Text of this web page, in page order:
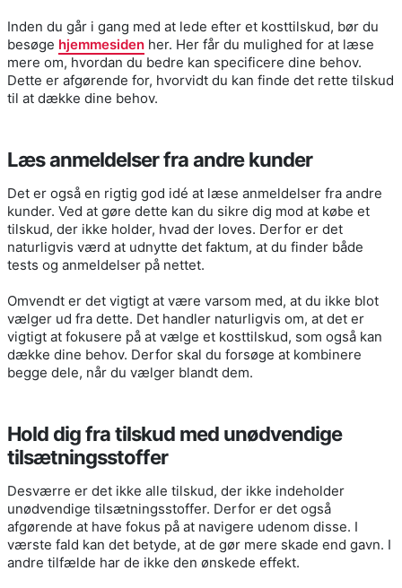
Inden du går i gang med at lede efter et kosttilskud, bør du
besøge hjemmesiden her. Her får du mulighed for at læse
mere om, hvordan du bedre kan specificere dine behov.
Dette er afgørende for, hvorvidt du kan finde det rette tilskud
til at dække dine behov.
Læs anmeldelser fra andre kunder
Det er også en rigtig god idé at læse anmeldelser fra andre
kunder. Ved at gøre dette kan du sikre dig mod at købe et
tilskud, der ikke holder, hvad der loves. Derfor er det
naturligvis værd at udnytte det faktum, at du finder både
tests og anmeldelser på nettet.
Omvendt er det vigtigt at være varsom med, at du ikke blot
vælger ud fra dette. Det handler naturligvis om, at det er
vigtigt at fokusere på at vælge et kosttilskud, som også kan
dække dine behov. Derfor skal du forsøge at kombinere
begge dele, når du vælger blandt dem.
Hold dig fra tilskud med unødvendige
tilsætningsstoffer
Desværre er det ikke alle tilskud, der ikke indeholder
unødvendige tilsætningsstoffer. Derfor er det også
afgørende at have fokus på at navigere udenom disse. I
værste fald kan det betyde, at de gør mere skade end gavn. I
andre tilfælde har de ikke den ønskede effekt.